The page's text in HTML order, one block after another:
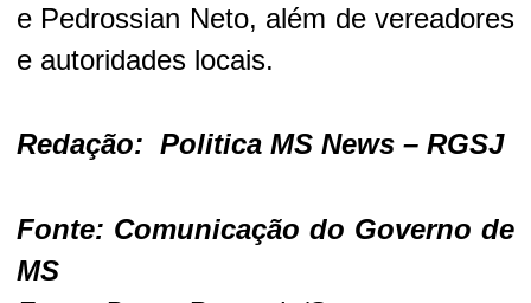
e Pedrossian Neto, além de vereadores
e autoridades locais.
Redação: Politica MS News – RGSJ
Fonte: Comunicação do Governo de
MS